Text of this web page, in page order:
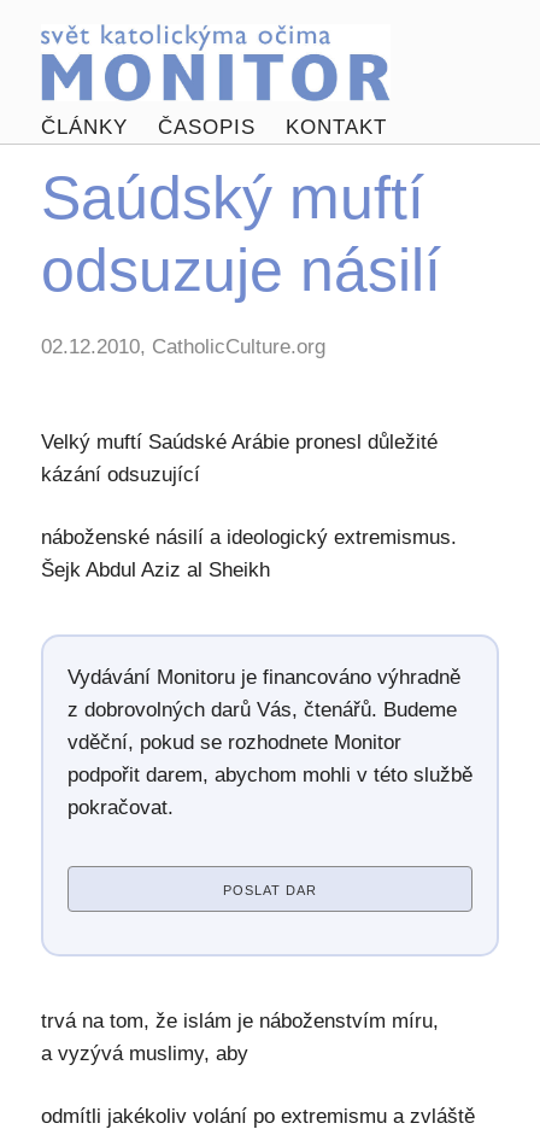
ČLÁNKY ČASOPIS KONTAKT
Saúdský muftí
odsuzuje násilí
02.12.2010, CatholicCulture.org
Velký muftí Saúdské Arábie pronesl důležité
kázání odsuzující
náboženské násilí a ideologický extremismus.
Šejk Abdul Aziz al Sheikh
Vydávání Monitoru je financováno výhradně
z dobrovolných darů Vás, čtenářů. Budeme
vděční, pokud se rozhodnete Monitor
podpořit darem, abychom mohli v této službě
pokračovat.
POSLAT DAR
trvá na tom, že islám je náboženstvím míru,
a vyzývá muslimy, aby
odmítli jakékoliv volání po extremismu a zvláště